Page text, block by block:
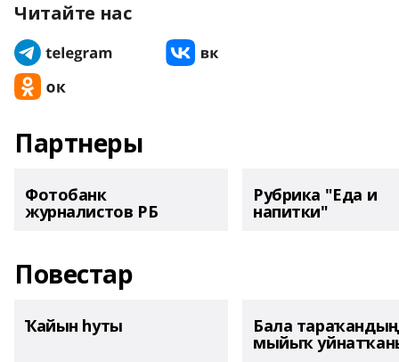
Читайте нас
Партнеры
Фотобанк
журналистов РБ
Рубрика "Еда и
напитки"
Повестар
Ҡайын һуты Бала тараҡандың
мыйыҡ